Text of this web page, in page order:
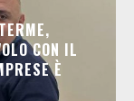
CON IL
È